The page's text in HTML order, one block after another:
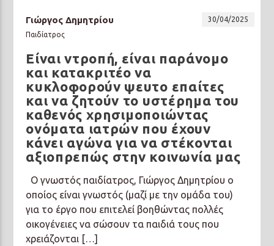
Γιώργος Δημητρίου
30/04/2025
Παιδίατρος
Είναι ντροπή, είναι παράνομο
και κατακριτέο να
κυκλοφορούν ψευτο επαίτες
και να ζητούν το υστέρημα του
καθενός χρησιμοποιώντας
ονόματα ιατρών που έχουν
κάνει αγώνα για να στέκονται
αξιοπρεπώς στην κοινωνία μας
Ο γνωστός παιδίατρος, Γιώργος Δημητρίου ο
οποίος είναι γνωστός (μαζί με την ομάδα του)
για το έργο που επιτελεί βοηθώντας πολλές
οικογένειες να σώσουν τα παιδιά τους που
χρειάζονται […]